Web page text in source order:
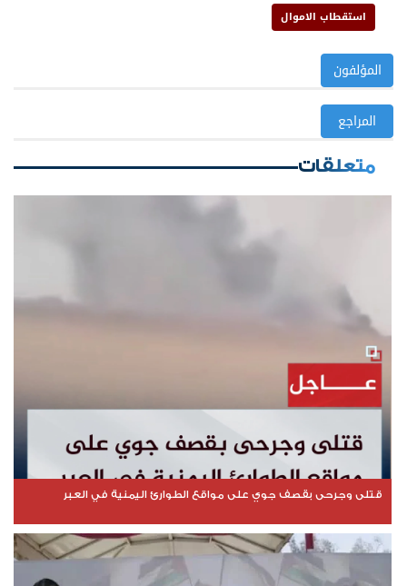
استقطاب الاموال
المؤلفون
المراجع
متعلقات
قتلى وجرحى بقصف جوي على مواقع الطوارئ اليمنية في العبر